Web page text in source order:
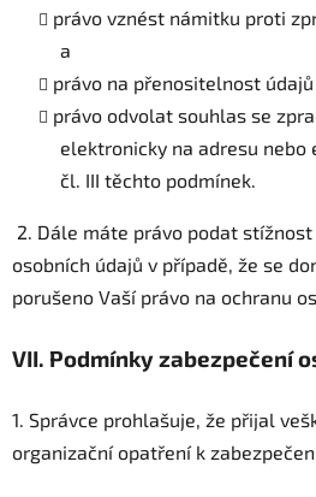
právo vznést námitku proti
a
právo na přenositelnost údajů
právo odvolat souhlas se
elektronicky na adresu nebo
čl. III těchto podmínek.
2. Dále máte právo podat
osobních údajů v případě, že se
porušeno Vaší právo na ochranu
VII. Podmínky zabezpečení
1. Správce prohlašuje, že přijal
organizační opatření k